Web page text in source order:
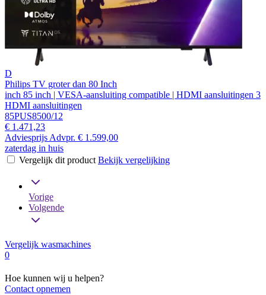
D
Philips TV groter dan 80 Inch
inch 85 inch | VESA-aansluiting compatible | HDMI aansluitingen 3
HDMI aansluitingen
85PUS8500/12
€ 1.471,23
Adviesprijs Advpr. € 1.599,00
zaterdag in huis
Vergelijk dit product Bekijk vergelijking
Vorige
Volgende
Vergelijk wasmachines
0
Hoe kunnen wij u helpen?
Contact opnemen